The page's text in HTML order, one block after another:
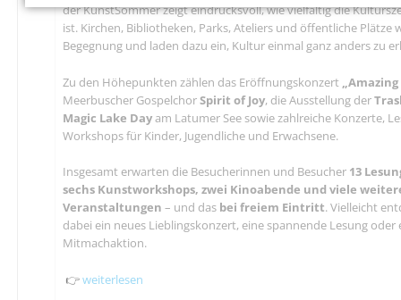
der KunstSommer zeigt eindrucksvoll, wie vielfältig die
ist. Kirchen, Bibliotheken, Parks, Ateliers und öffentliche Plätze
Begegnung und laden dazu ein, Kultur einmal ganz anders zu
Zu den Höhepunkten zählen das Eröffnungskonzert
Meerbuscher GospelchorSpirit of Joy, die Ausstellung der
Magic Lake Dayam Latumer See sowie zahlreiche Konzerte,
Workshops für Kinder, Jugendliche und Erwachsene.
Insgesamt erwarten die Besucherinnen und Besucher 13
sechs Kunstworkshops, zwei Kinoabende und viele
Veranstaltungen – und das bei freiem Eintritt. Vielleicht
dabei ein neues Lieblingskonzert, eine spannende Lesung oder
Mitmachaktion.
👉weiterlesen